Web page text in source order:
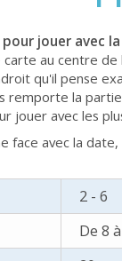
pour jouer
au centre
qu'il pense
la
jouer avec les
face avec la
2 - 6
De 8